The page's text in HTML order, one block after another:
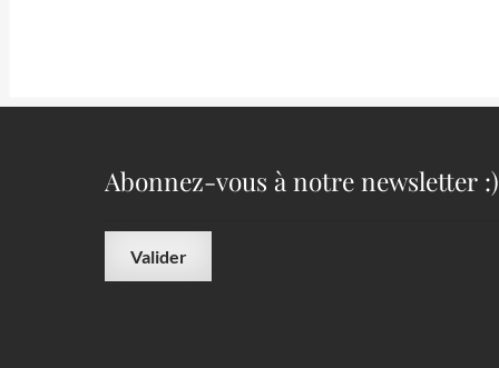
Abonnez-vous à notre newsletter :)